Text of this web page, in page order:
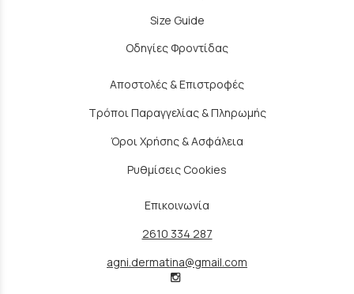
Size Guide
Οδηγίες Φροντίδας
Αποστολές & Επιστροφές
Τρόποι Παραγγελίας & Πληρωμής
Όροι Χρήσης & Ασφάλεια
Ρυθμίσεις Cookies
Επικοινωνία
2610 334 287
agni.dermatina@gmail.com